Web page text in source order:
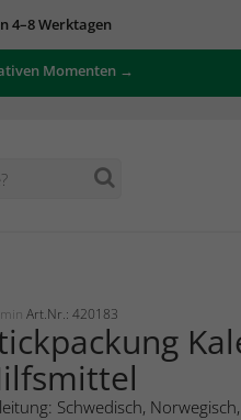
4–8 Werktagen
Momenten →
Art.Nr.: 420183
Schwedisch,